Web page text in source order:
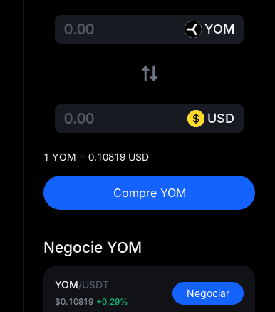
YOM
USD
1 YOM = 0.10819 USD
Compre YOM
Negocie YOM
YOM/USDT
$0.10819 +0.29%
Negociar